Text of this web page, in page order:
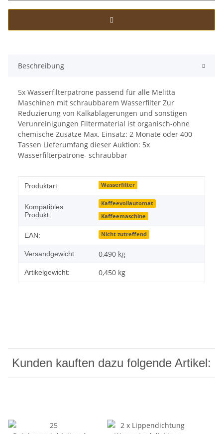
Beschreibung
5x Wasserfilterpatrone passend für alle Melitta
Maschinen mit schraubbarem Wasserfilter Zur
Reduzierung von Kalkablagerungen und sonstigen
Verunreinigungen Filtermaterial ist organisch-ohne
chemische Zusätze Max. Einsatz: 2 Monate oder 400
Tassen Lieferumfang dieser Auktion: 5x
Wasserfilterpatrone- schraubbar
Produktart: Wasserfilter
Kompatibles
Produkt:
Kaffeevollautomat
Kaffeemaschine
EAN: Nicht zutreffend
Versandgewicht: 0,490 kg
Artikelgewicht: 0,450 kg
Kunden kauften dazu folgende Artikel: